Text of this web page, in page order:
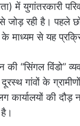
युगांतरकारी
रही है। पहले
से यह
“सिंगल विंडो”
गांवों के
की दौड़